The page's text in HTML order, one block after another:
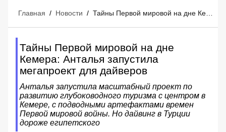
Главная / Новости /
Тайны Первой мировой на дне
Кемера: Анталья запустила
мегапроект для дайверов
Анталья запустила масштабный проект по
развитию глубоководного туризма с центром в
Кемере, с подводными артефактами времен
Первой мировой войны. Но дайвинг в Турции
дороже египетского